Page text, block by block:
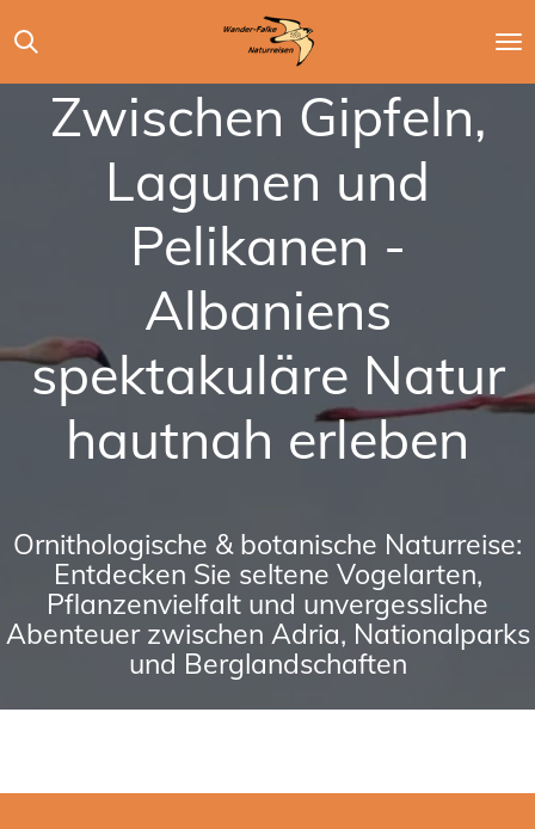
Hauptinhalt
springen
Zwischen Gipfeln,
Lagunen und
Pelikanen -
Albaniens
spektakuläre Natur
hautnah erleben
Ornithologische & botanische Naturreise:
Entdecken Sie seltene Vogelarten,
Pflanzenvielfalt und unvergessliche
Abenteuer zwischen Adria, Nationalparks
und Berglandschaften